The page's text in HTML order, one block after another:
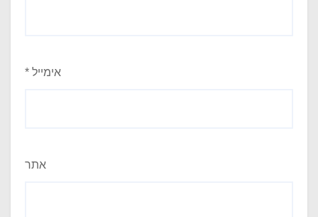
אימייל *
אתר